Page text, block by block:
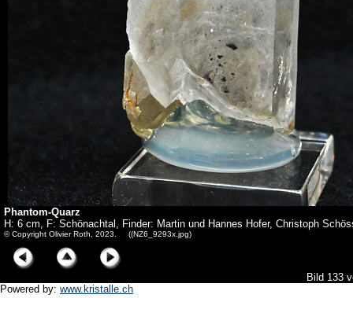
Phantom-Quarz
H: 6 cm, F: Schönachtal, Finder: Martin und Hannes Hofer, Christoph
© Copyright Olivier Roth, 2023. ((NZ6_9293x.jpg)
Bild 133
Powered by: www.kristalle.ch